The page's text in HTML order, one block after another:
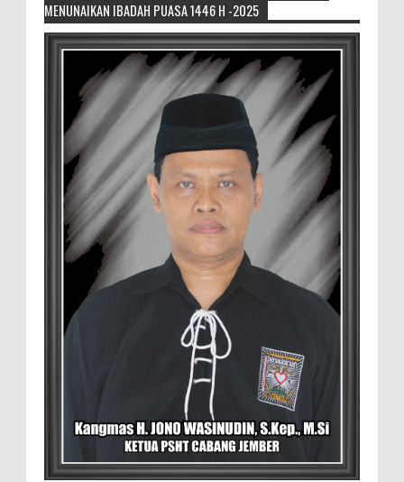
Generasi Kedua Pertahankan Grup
Keroncong Agar Tetap Eksis
Grup Keroncong Setia Kawan dari Jember,
ikut memeriahkan panggung JFC
Exhibition di Alun-Alun Jember beberapa waktu lalu.
MEMOPOS.co.id, Jem...
Duta GenRe Blora 2026 Siap Untuk
Menjadi Agen Perubahan
BLORA — Rizky Akbar Putra Basyari dari
PIK-R Gemilang SMA Negeri 1 Blora dan
Salsabila Hidayatul Kamilah dari PIK-R Tunas Cahaya
Kecamatan B...
Menko Zulhas Wajibkan Program Makan
Bergizi Gratis Menyerap Bahan Pangan
BLORA - Menteri Koordinator Bidang
Pangan RI Zulkifli Hasan menegaskan bahwa Satuan
Pelayanan Pemenuhan Gizi (SPPG) pelaksana Program
MENUNAIKAN IBADAH PUASA 1446 H -2025